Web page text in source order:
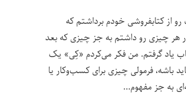
از کتابفروشی خودم برداشتم که
هر چیزی رو داشتم به جز چیزی که بعد
یاد گرفتم. من فکر می‌کردم «کِی» یک
باشه، فرمولی چیزی برای کسب‌و‌کار یا
به جز مفهوم